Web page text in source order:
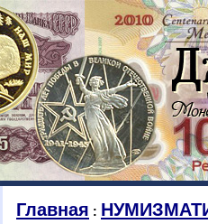
Главная :